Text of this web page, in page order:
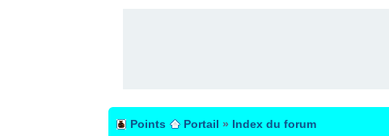
Points Portail » Index du forum